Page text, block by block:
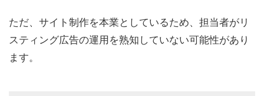
ただ、サイト制作を本業としているため、担当者がリ
スティング広告の運用を熟知していない可能性があり
ます。